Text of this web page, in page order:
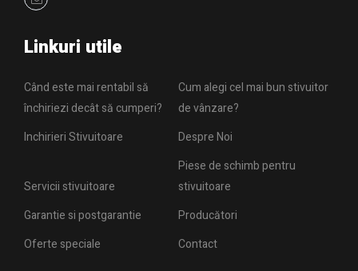
Linkuri utile
Când este mai rentabil să
închiriezi decât să cumperi?
Cum alegi cel mai bun stivuitor
de vânzare?
Inchirieri Stivuitoare
Despre Noi
Servicii stivuitoare
Piese de schimb pentru
stivuitoare
Garantie si postgarantie
Producători
Oferte speciale
Contact